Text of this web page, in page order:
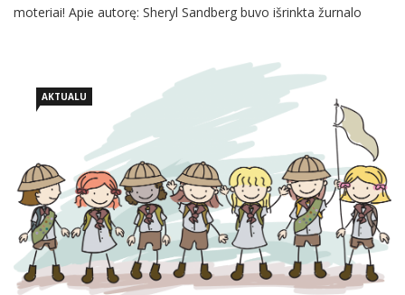
moteriai! Apie autorę: Sheryl Sandberg buvo išrinkta žurnalo
sąrašą. Šis penkiolikos minučių įrašas tikrai vertas dėmesio.
Tikrai!AKTUALU